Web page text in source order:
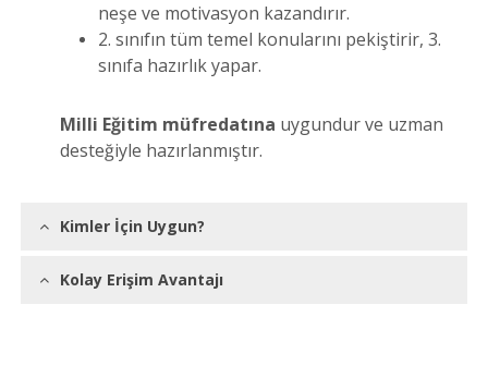
neşe ve motivasyon kazandırır.
2. sınıfın tüm temel konularını pekiştirir, 3.
sınıfa hazırlık yapar.
Milli Eğitim müfredatına uygundur ve uzman
desteğiyle hazırlanmıştır.
Kimler İçin Uygun?
Kolay Erişim Avantajı